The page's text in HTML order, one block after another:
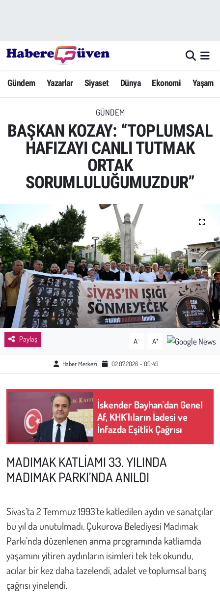
Gündem Yazarlar Siyaset Dünya Ekonomi Yaşam
GÜNDEM
BAŞKAN KOZAY: “TOPLUMSAL
HAFIZAYI CANLI TUTMAK
ORTAK
SORUMLULUĞUMUZDUR”
Paylaş A- A+
Haber Merkezi 02.07.2026 - 09:49
İskender Bayhan'dan Genel
Af, KHK'lıların İadesi ve
İnfazda Eşitlik Çağrısı
MADIMAK KATLİAMI 33. YILINDA
MADIMAK PARKI’NDA ANILDI
Sivas’ta 2 Temmuz 1993’te katledilen aydın ve sanatçılar
bu yıl da unutulmadı. Çukurova Belediyesi Madımak
Parkı’nda düzenlenen anma programında katliamda
yaşamını yitiren aydınların isimleri tek tek okundu,
acılar bir kez daha tazelendi, adalet ve toplumsal barış
çağrısı yinelendi.
Yazarlar
Dünya
Ekonomi
Yerel Haberler
Sağlık
Kadın
Emek
Spor
Çocuk
Kültür Sanat
Bilim - Teknoloji
İnsan Hakları
Hayvan Hakları
Çevre
Günün İçinden
Vefat İlanları
Tarih
Hukuk
Hava Durumu
Trafik Durumu
Süper Lig Puan Durumu ve Fikstür
Tüm Manşetler
Son Dakika Haberleri
Haber Arşivi